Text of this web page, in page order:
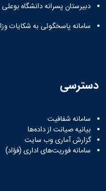
دبیرستان پسرانه دانشگاه بوعلی
سامانه پاسخگوئی به شکایات
دسترسی
سامانه شفافیت
بیانیه صیانت از داده‌ها
گزارش آماری وب‌ سایت
سامانه فوریت‌های اداری (فؤاد)